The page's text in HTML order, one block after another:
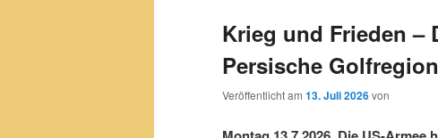
Krieg und Frieden –
Persische Golfregion
Veröffentlicht am 13. Juli 2026von